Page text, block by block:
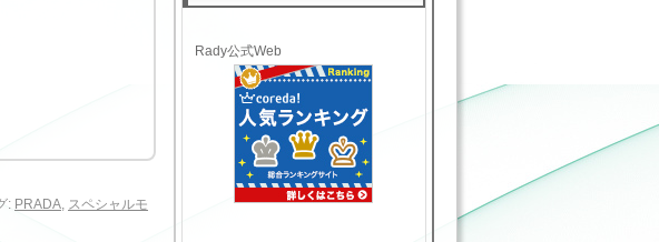
: PRADA, スペシャルモ
Rady公式Web